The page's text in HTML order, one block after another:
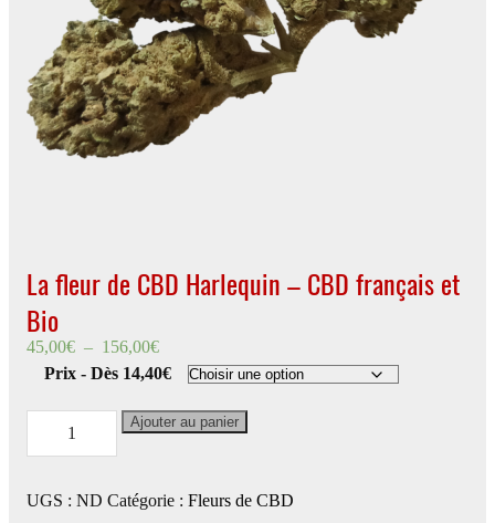
La fleur de CBD Harlequin – CBD français et
Bio
45,00€ – 156,00€Plage
de
prix :
à
156,00€
Prix - Dès 14,40€
quantité
La
CBD
Ajouter au panier
UGS : ND Catégorie : Fleurs de CBD